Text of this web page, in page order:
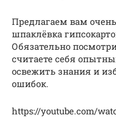
Предлагаем вам
шпаклёвка
Обязательно
считаете себя
освежить знания и
ошибок.
https://youtube.com/